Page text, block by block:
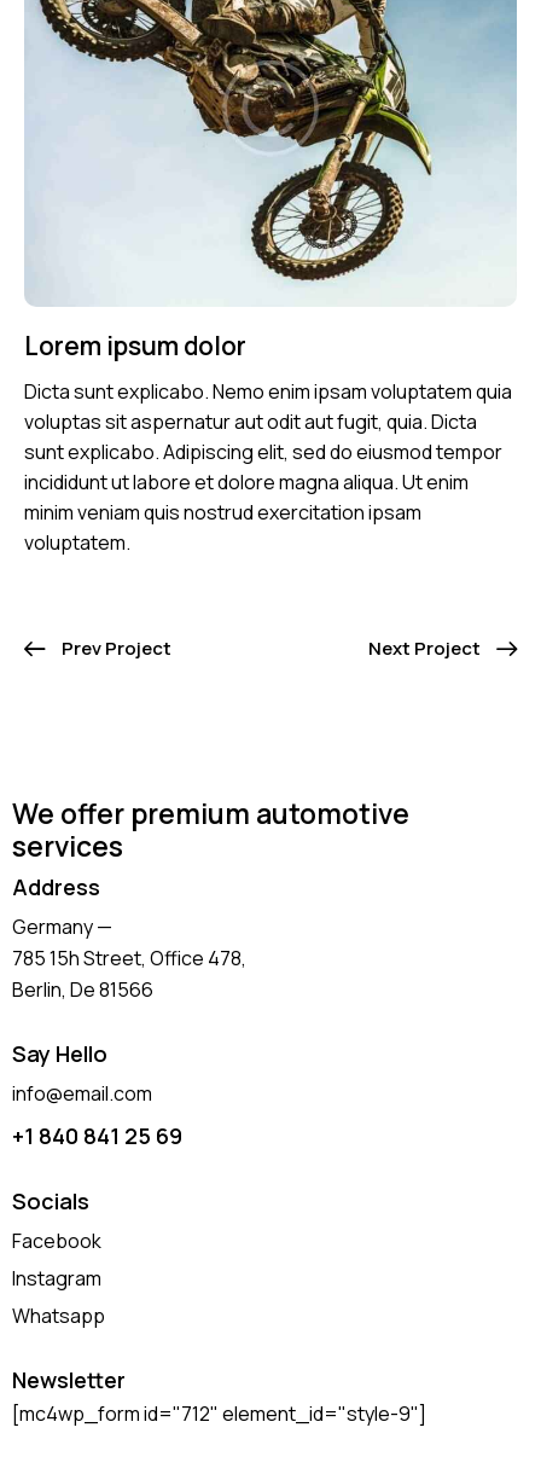
Lorem ipsum dolor
Dicta sunt explicabo. Nemo enim ipsam voluptatem quia
voluptas sit aspernatur aut odit aut fugit, quia. Dicta
sunt explicabo. Adipiscing elit, sed do eiusmod tempor
incididunt ut labore et dolore magna aliqua. Ut enim
minim veniam quis nostrud exercitation ipsam
voluptatem.
Prev Project Next Project
We offer premium automotive
services
Address
Germany —
785 15h Street, Office 478,
Berlin, De 81566
Say Hello
info@email.com
+1 840 841 25 69
Socials
Facebook
Instagram
Whatsapp
Newsletter
[mc4wp_form id="712" element_id="style-9"]